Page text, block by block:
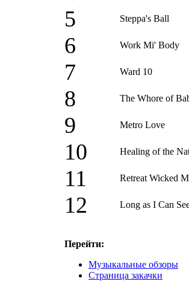
5 Steppa's Ball
6 Work Mi' Body
7 Ward 10
8 The Whore of
9 Metro Love
10 Healing of the
11 Retreat Wicked
12 Long as I Can
Перейти:
Музыкальные обзоры
Страница закачки